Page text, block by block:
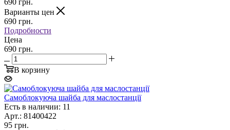
Варианты цен
690 грн.
Подробности
Цена
690 грн.
В корзину
Самоблокуюча шайба для маслостанції
Есть в наличии: 11
Арт.: 81400422
95 грн.